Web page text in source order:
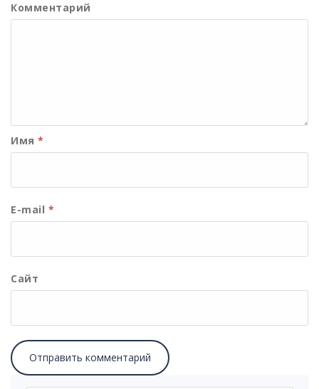
Комментарий
Имя *
E-mail *
Сайт